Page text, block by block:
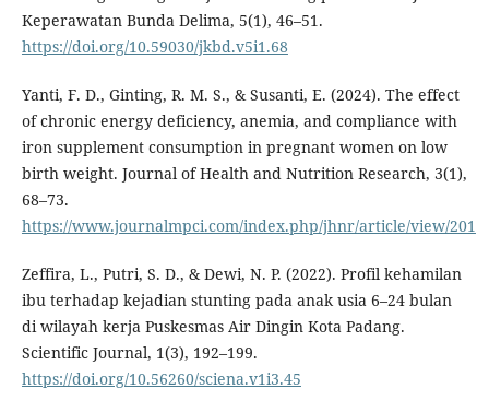
Keperawatan Bunda Delima, 5(1), 46–51.
https://doi.org/10.59030/jkbd.v5i1.68
Yanti, F. D., Ginting, R. M. S., & Susanti, E. (2024). The effect
of chronic energy deficiency, anemia, and compliance with
iron supplement consumption in pregnant women on low
birth weight. Journal of Health and Nutrition Research, 3(1),
68–73.
https://www.journalmpci.com/index.php/jhnr/article/view/201
Zeffira, L., Putri, S. D., & Dewi, N. P. (2022). Profil kehamilan
ibu terhadap kejadian stunting pada anak usia 6–24 bulan
di wilayah kerja Puskesmas Air Dingin Kota Padang.
Scientific Journal, 1(3), 192–199.
https://doi.org/10.56260/sciena.v1i3.45